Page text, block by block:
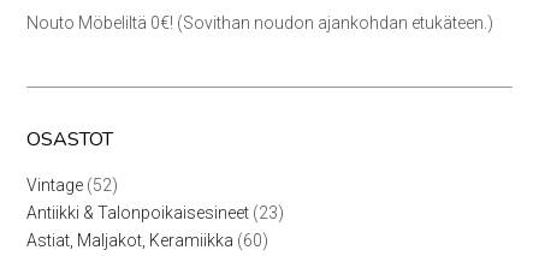
Nouto Möbeliltä 0€! (Sovithan noudon ajankohdan etukäteen.)
OSASTOT
Vintage 5252
tuotetta
Antiikki & Talonpoikaisesineet 2323
Astiat, Maljakot, Keramiikka 6060